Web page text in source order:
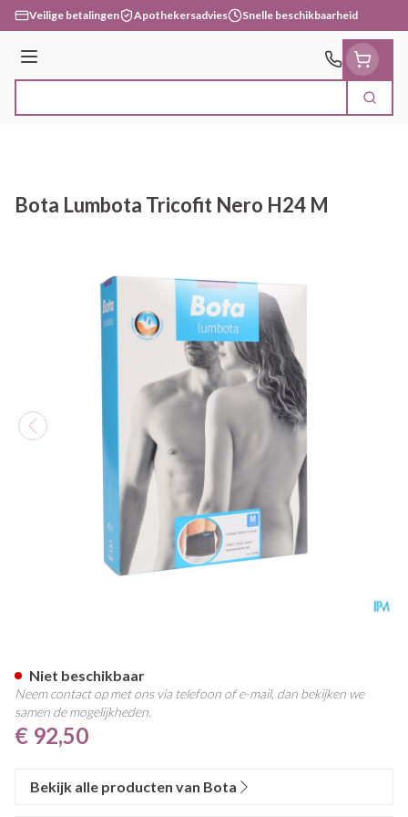
Ga naar de inhoud
Veilige betalingen Apothekersadvies Snelle beschikbaarheid
Menu
Zoek
Bota Lumbota Tricofit Nero H24 M
€ 92,50
Niet beschikbaar
Neem contact op met ons via telefoon of e-mail, dan bekijken we
samen de mogelijkheden.
Bekijk alle producten van Bota